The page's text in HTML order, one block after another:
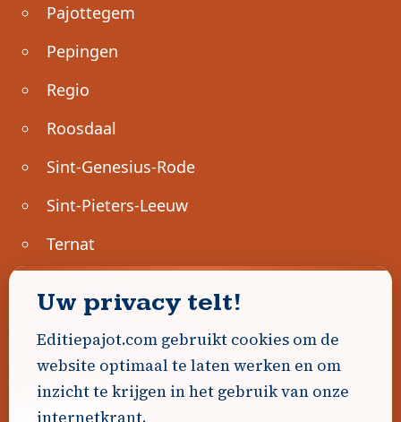
Pajottegem
Pepingen
Regio
Roosdaal
Sint-Genesius-Rode
Sint-Pieters-Leeuw
Ternat
Geen advertenties gevonden.
Uw advertentie hier? Contacteer ons!
Uw privacy telt!
Editiepajot.com gebruikt cookies om de
website optimaal te laten werken en om
inzicht te krijgen in het gebruik van onze
internetkrant.